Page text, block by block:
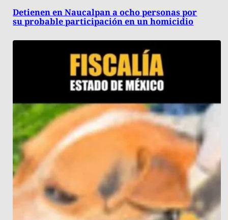
Detienen en Naucalpan a ocho personas por
su probable participación en un homicidio